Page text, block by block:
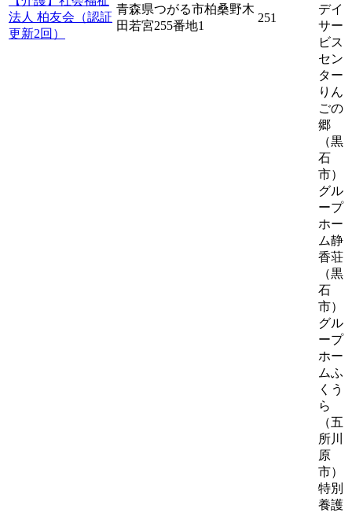
法人 柏友会（認証
更新2回）
青森県つがる市柏桑野木
田若宮255番地1
251
デイ
サー
ビス
セン
ター
りん
ごの
郷
（黒
石
市）
グル
ープ
ホー
ム静
香荘
（黒
石
市）
グル
ープ
ホー
ムふ
くう
ら
（五
所川
原
市）
特別
養護